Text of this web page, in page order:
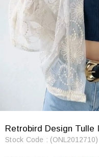
Retrobird Design Tulle
Stock Code (ONL2012710)